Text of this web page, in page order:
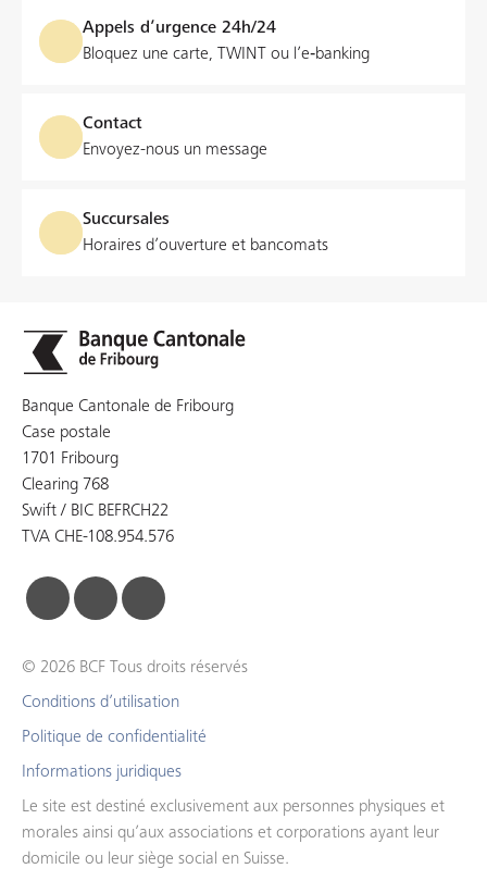
Appels d’urgence 24h/24
Bloquez une carte, TWINT ou l’e‑banking
Contact
Envoyez-nous un message
Succursales
Horaires d’ouverture et bancomats
Banque Cantonale de Fribourg
Case postale
1701 Fribourg
Clearing 768
Swift / BIC BEFRCH22
TVA CHE-108.954.576
© 2026 BCF Tous droits réservés
Conditions d’utilisation
Politique de confidentialité
Informations juridiques
Le site est destiné exclusivement aux personnes physiques et
morales ainsi qu’aux associations et corporations ayant leur
domicile ou leur siège social en Suisse.